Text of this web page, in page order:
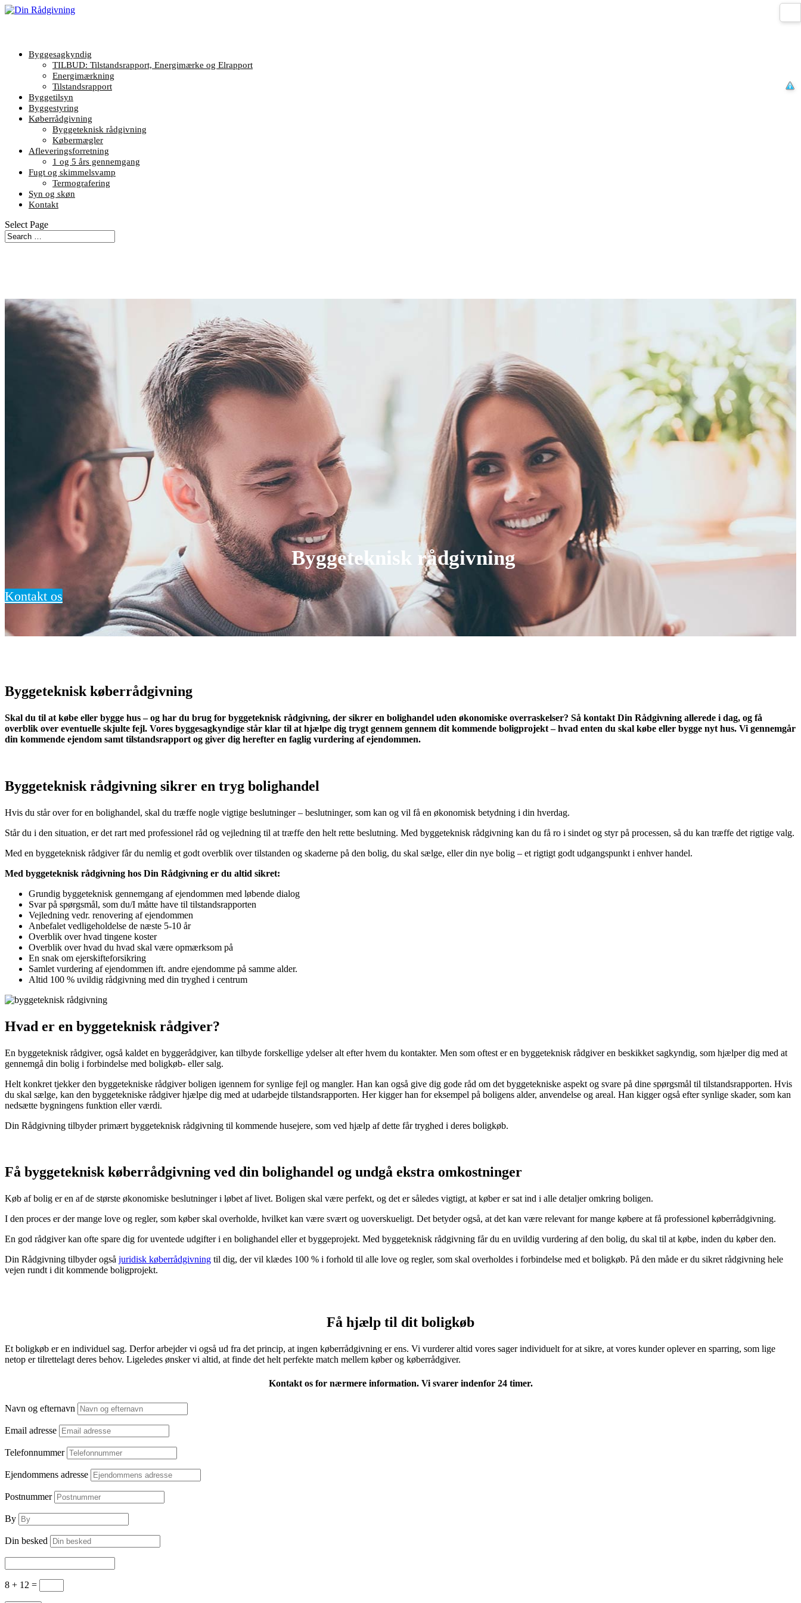
Byggesagkyndig
TILBUD: Tilstandsrapport, Energimærke og Elrapport
Energimærkning
Tilstandsrapport
Byggetilsyn
Byggestyring
Køberrådgivning
Byggeteknisk rådgivning
Købermægler
Afleveringsforretning
1 og 5 års gennemgang
Fugt og skimmelsvamp
Termografering
Syn og skøn
Kontakt
Select Page
Byggeteknisk rådgivning
Kontakt os
Byggeteknisk køberrådgivning
Skal du til at købe eller bygge hus – og har du brug for byggeteknisk rådgivning, der sikrer en bolighandel uden økonomiske overraskelser? Så kontakt Din Rådgivning allerede i dag, og få
overblik over eventuelle skjulte fejl. Vores byggesagkyndige står klar til at hjælpe dig trygt gennem gennem dit kommende boligprojekt – hvad enten du skal købe eller bygge nyt hus. Vi gennemgår
din kommende ejendom samt tilstandsrapport og giver dig herefter en faglig vurdering af ejendommen.
Byggeteknisk rådgivning sikrer en tryg bolighandel
Hvis du står over for en bolighandel, skal du træffe nogle vigtige beslutninger – beslutninger, som kan og vil få en økonomisk betydning i din hverdag.
Står du i den situation, er det rart med professionel råd og vejledning til at træffe den helt rette beslutning. Med byggeteknisk rådgivning kan du få ro i sindet og styr på processen, så du kan træffe det rigtige valg.
Med en byggeteknisk rådgiver får du nemlig et godt overblik over tilstanden og skaderne på den bolig, du skal sælge, eller din nye bolig – et rigtigt godt udgangspunkt i enhver handel.
Med byggeteknisk rådgivning hos Din Rådgivning er du altid sikret:
Grundig byggeteknisk gennemgang af ejendommen med løbende dialog
Svar på spørgsmål, som du/I måtte have til tilstandsrapporten
Vejledning vedr. renovering af ejendommen
Anbefalet vedligeholdelse de næste 5-10 år
Overblik over hvad tingene koster
Overblik over hvad du hvad skal være opmærksom på
En snak om ejerskifteforsikring
Samlet vurdering af ejendommen ift. andre ejendomme på samme alder.
Altid 100 % uvildig rådgivning med din tryghed i centrum
Hvad er en byggeteknisk rådgiver?
En byggeteknisk rådgiver, også kaldet en byggerådgiver, kan tilbyde forskellige ydelser alt efter hvem du kontakter. Men som oftest er en byggeteknisk rådgiver en beskikket sagkyndig, som hjælper dig med at
gennemgå din bolig i forbindelse med boligkøb- eller salg.
Helt konkret tjekker den byggetekniske rådgiver boligen igennem for synlige fejl og mangler. Han kan også give dig gode råd om det byggetekniske aspekt og svare på dine spørgsmål til tilstandsrapporten. Hvis
du skal sælge, kan den byggetekniske rådgiver hjælpe dig med at udarbejde tilstandsrapporten. Her kigger han for eksempel på boligens alder, anvendelse og areal. Han kigger også efter synlige skader, som kan
nedsætte bygningens funktion eller værdi.
Din Rådgivning tilbyder primært byggeteknisk rådgivning til kommende husejere, som ved hjælp af dette får tryghed i deres boligkøb.
Få byggeteknisk køberrådgivning ved din bolighandel og undgå ekstra omkostninger
Køb af bolig er en af de største økonomiske beslutninger i løbet af livet. Boligen skal være perfekt, og det er således vigtigt, at køber er sat ind i alle detaljer omkring boligen.
I den proces er der mange love og regler, som køber skal overholde, hvilket kan være svært og uoverskueligt. Det betyder også, at det kan være relevant for mange købere at få professionel køberrådgivning.
En god rådgiver kan ofte spare dig for uventede udgifter i en bolighandel eller et byggeprojekt. Med byggeteknisk rådgivning får du en uvildig vurdering af den bolig, du skal til at købe, inden du køber den.
Din Rådgivning tilbyder også juridisk køberrådgivning til dig, der vil klædes 100 % i forhold til alle love og regler, som skal overholdes i forbindelse med et boligkøb. På den måde er du sikret rådgivning hele
vejen rundt i dit kommende boligprojekt.
Få hjælp til dit boligkøb
Et boligkøb er en individuel sag. Derfor arbejder vi også ud fra det princip, at ingen køberrådgivning er ens. Vi vurderer altid vores sager individuelt for at sikre, at vores kunder oplever en sparring, som lige
netop er tilrettelagt deres behov. Ligeledes ønsker vi altid, at finde det helt perfekte match mellem køber og køberrådgiver.
Kontakt os for nærmere information. Vi svarer indenfor 24 timer.
Navn og efternavn
Email adresse
Telefonnummer
Ejendommens adresse
Postnummer
By
Din besked
8 + 12 =